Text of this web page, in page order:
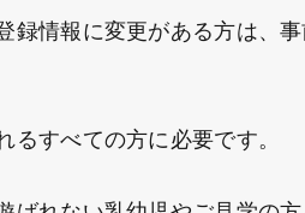
情報に変更がある方は、
すべての方に必要です。